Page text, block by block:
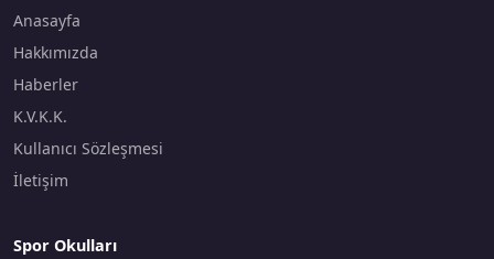
Anasayfa
Hakkımızda
Haberler
K.V.K.K.
Kullanıcı Sözleşmesi
İletişim
Spor Okulları